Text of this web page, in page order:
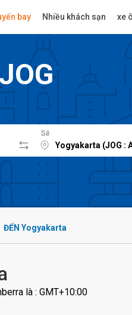
bay Nhiều khách sạn xe
Sẽ
ĐẾN Yogyakarta
là : GMT+10:00